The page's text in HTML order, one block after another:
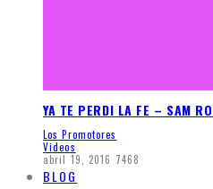
YA TE PERDI LA FE – SAM
Los Promotores
Videos
abril 19, 2016 7468
BLOG